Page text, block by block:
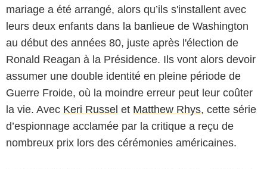
mariage a été arrangé, alors qu’ils s'installent avec
leurs deux enfants dans la banlieue de Washington
au début des années 80, juste après l'élection de
Ronald Reagan à la Présidence. Ils vont alors devoir
assumer une double identité en pleine période de
Guerre Froide, où la moindre erreur peut leur coûter
la vie. Avec Keri Russel et Matthew Rhys, cette série
d’espionnage acclamée par la critique a reçu de
nombreux prix lors des cérémonies américaines.